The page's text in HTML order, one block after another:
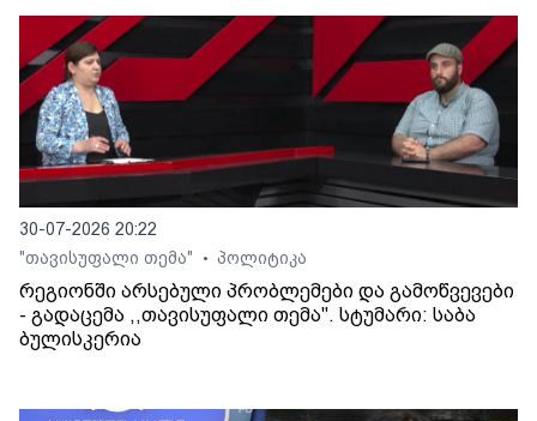
30-07-2026 20:22
"თავისუფალი თემა"
• პოლიტიკა
რეგიონში არსებული პრობლემები და გამოწვევები
- გადაცემა ,,თავისუფალი თემა". სტუმარი: საბა
ბულისკერია